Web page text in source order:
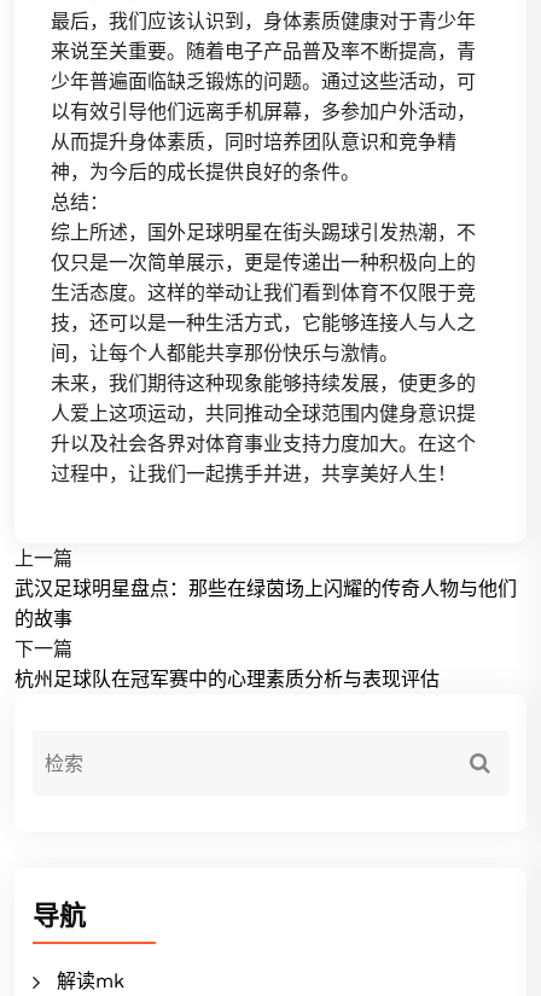
最后，我们应该认识到，身体素质健康对于青少年
来说至关重要。随着电子产品普及率不断提高，青
少年普遍面临缺乏锻炼的问题。通过这些活动，可
以有效引导他们远离手机屏幕，多参加户外活动，
从而提升身体素质，同时培养团队意识和竞争精
神，为今后的成长提供良好的条件。
总结：
综上所述，国外足球明星在街头踢球引发热潮，不
仅只是一次简单展示，更是传递出一种积极向上的
生活态度。这样的举动让我们看到体育不仅限于竞
技，还可以是一种生活方式，它能够连接人与人之
间，让每个人都能共享那份快乐与激情。
未来，我们期待这种现象能够持续发展，使更多的
人爱上这项运动，共同推动全球范围内健身意识提
升以及社会各界对体育事业支持力度加大。在这个
过程中，让我们一起携手并进，共享美好人生！
上一篇
武汉足球明星盘点：那些在绿茵场上闪耀的传奇人物与他们
的故事
下一篇
杭州足球队在冠军赛中的心理素质分析与表现评估
导航
解读mk